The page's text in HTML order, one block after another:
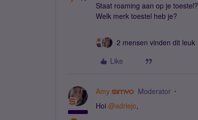
Staat roaming aan op je toestel?
Welk merk toestel heb je?
2 mensen vinden dit leuk
Like
Amy Moderator
Hoi @adriejo,